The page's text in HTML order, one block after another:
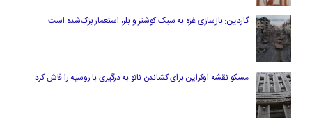
گاردین: بازسازی غزه به سبک کوشنر و بلر، استعمار بزک‌شده است
مسکو نقشه اوکراین برای کشاندن ناتو به درگیری با روسیه را فاش کرد